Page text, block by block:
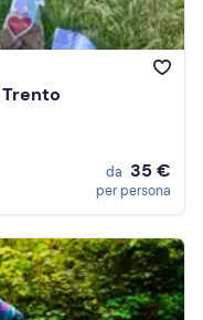
da 35 €
per persona